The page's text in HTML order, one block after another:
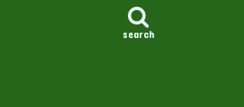
search